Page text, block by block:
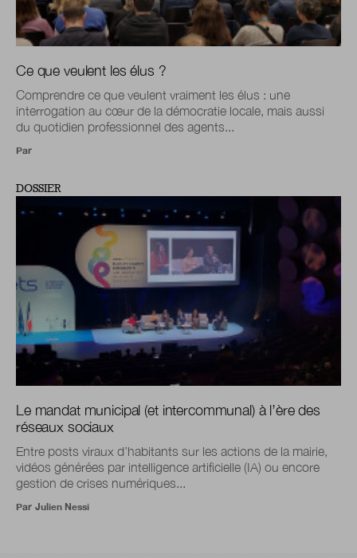
Ce que veulent les élus ?
Comprendre ce que veulent vraiment les élus : une
interrogation au cœur de la démocratie locale, mais aussi
du quotidien professionnel des agents...
Par
DOSSIER
Le mandat municipal (et intercommunal) à l’ère des
réseaux sociaux
Entre posts viraux d’habitants sur les actions de la mairie,
vidéos générées par intelligence artificielle (IA) ou encore
gestion de crises numériques...
Par Julien Nessi